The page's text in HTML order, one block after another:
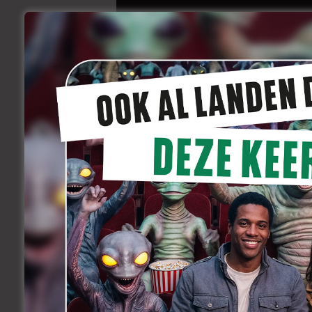
Charlotte De
augustus 12, 2012
Binnenkort
Heel slim bekeken van Patrice Toye
stellen. Ze laat haar actrices over hun
personage. Ze zitten dus in hun rol.
heeft meegemaakt. Ze is dus ook op
beland om te bevallen. De fragmenten
helemaal in diezelfde stijl gefilmd.